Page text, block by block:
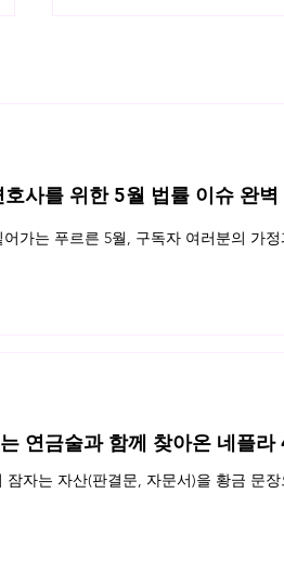
‘미인도’ 공개와 저작자부
사를 위한 5월 법률 이슈 완
가는 푸르른 5월, 구독자 여러분의 가
연금술과 함께 찾아온 네플라
자는 자산(판결문, 자문서)을 황금 문